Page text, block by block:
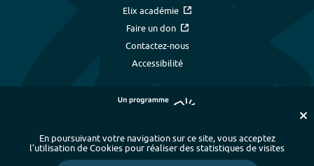
Elix académie
Faire un don
Contactez-nous
Accessibilité
Plan du site - Index alphabétique -
En poursuivant votre navigation sur ce site, vous acceptez
l’utilisation de Cookies pour réaliser des statistiques de visites